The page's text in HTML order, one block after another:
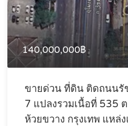
140,000,000฿
ขายด่วน ที่ดิน ติดถนนรั
7 แปลงรวมเนื้อที่ 535 ต
ห้วยขวาง กรุงเทพ แหล่